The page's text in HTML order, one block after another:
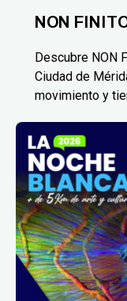
NON
Descubre NON
Ciudad de
movimiento y